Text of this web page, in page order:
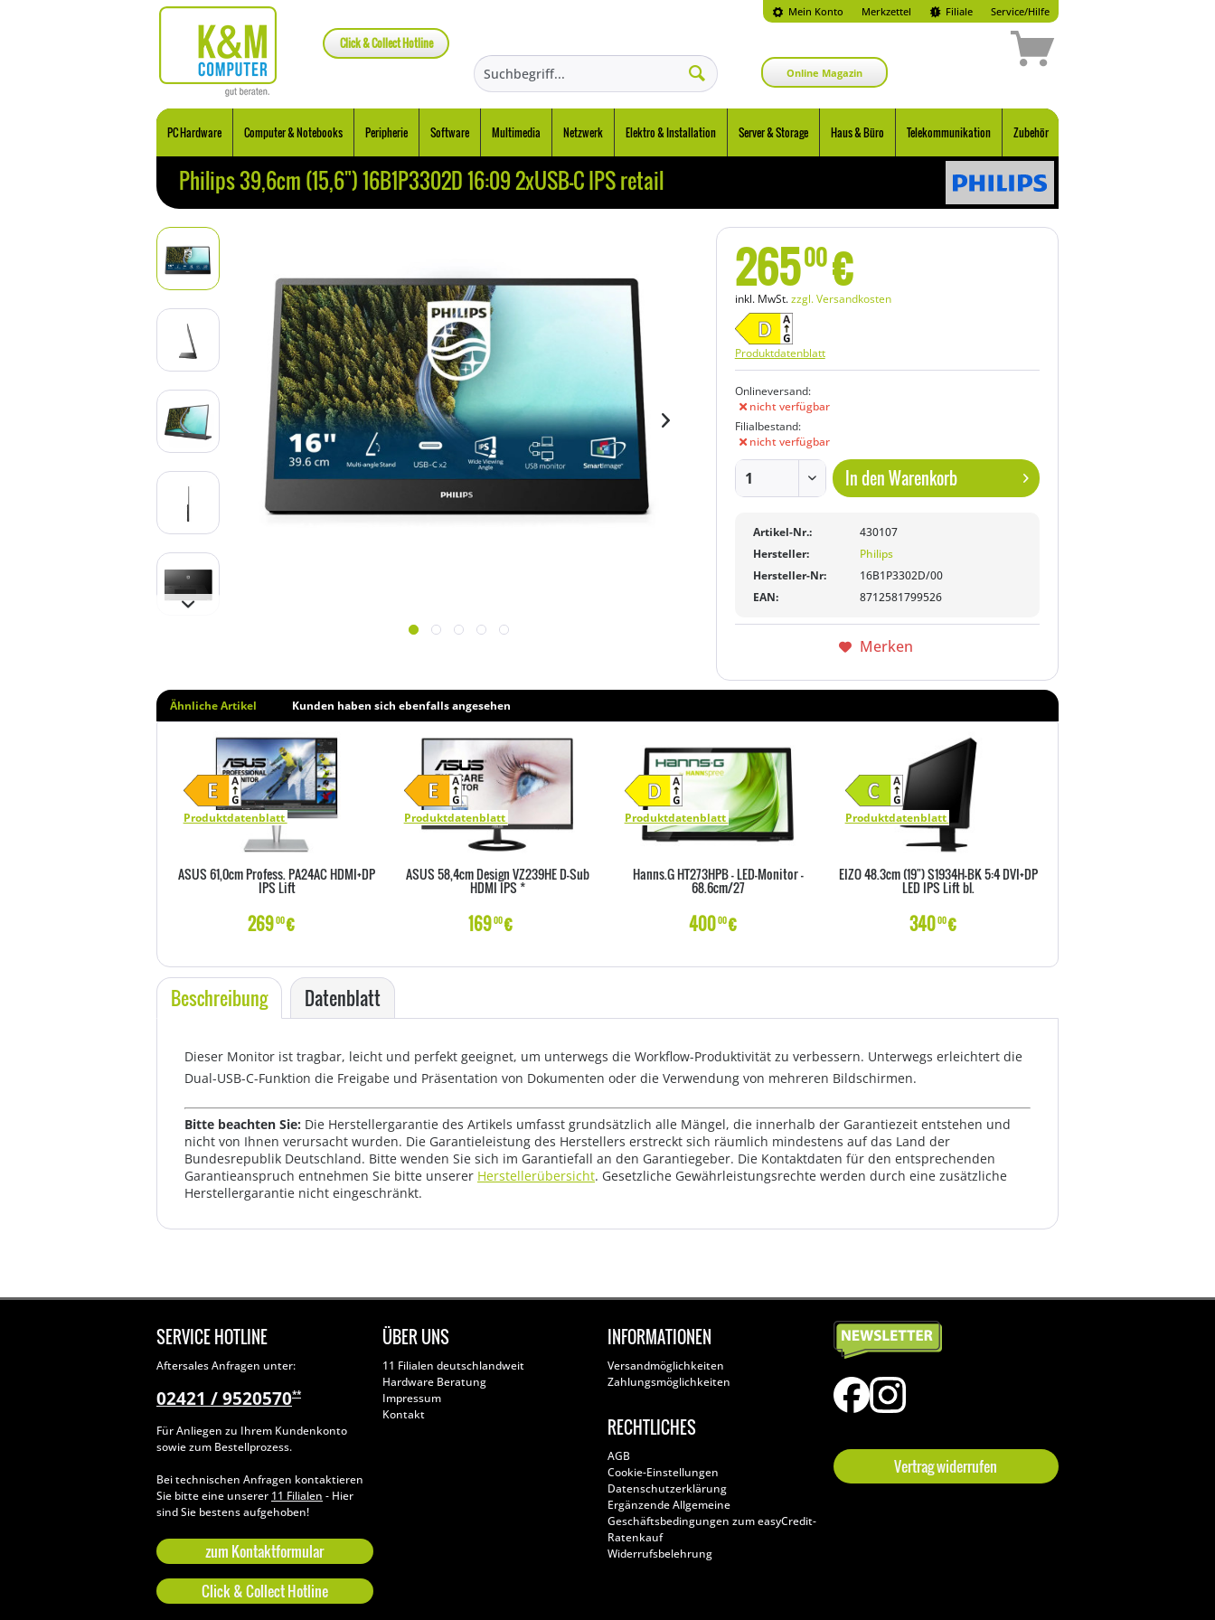
Mein Konto Merkzettel
Click & Collect Hotline
Filiale Service/Hilfe
Online Magazin
PC Hardware Computer & Notebooks Peripherie Software Multimedia Netzwerk Elektro & Installation Server & Storage Haus & Büro Telekommunikation Zubehör
Philips 39,6cm (15,6") 16B1P3302D 16:09 2xUSB-C IPS retail
26500€
inkl. MwSt.zzgl. Versandkosten
Produktdatenblatt
Onlineversand:
nicht verfügbar
Filialbestand:
nicht verfügbar
In denWarenkorb
Artikel-Nr.:
430107
Hersteller:
Philips
Hersteller-Nr:
16B1P3302D/00
EAN:
8712581799526
Merken
Ähnliche Artikel Kunden haben sich ebenfalls angesehen
Produktdatenblatt
ASUS 61,0cm Profess. PA24AC HDMI+DP
IPS Lift
26900€
Produktdatenblatt
ASUS 58,4cm Design VZ239HE D-Sub
HDMI IPS *
16900€
Produktdatenblatt
Hanns.G HT273HPB - LED-Monitor -
68.6cm/27
40000€
Produktdatenblatt
EIZO 48.3cm (19") S1934H-BK 5:4 DVI+DP
LED IPS Lift bl.
34000€
Beschreibung Datenblatt
Dieser Monitor ist tragbar, leicht und perfekt geeignet, um unterwegs die Workflow-Produktivität zu verbessern. Unterwegs erleichtert die
Dual-USB-C-Funktion die Freigabe und Präsentation von Dokumenten oder die Verwendung von mehreren Bildschirmen.
Bitte beachten Sie: Die Herstellergarantie des Artikels umfasst grundsätzlich alle Mängel, die innerhalb der Garantiezeit entstehen und
nicht von Ihnen verursacht wurden. Die Garantieleistung des Herstellers erstreckt sich räumlich mindestens auf das Land der
Bundesrepublik Deutschland. Bitte wenden Sie sich im Garantiefall an den Garantiegeber. Die Kontaktdaten für den entsprechenden
Garantieanspruch entnehmen Sie bitte unserer Herstellerübersicht. Gesetzliche Gewährleistungsrechte werden durch eine zusätzliche
Herstellergarantie nicht eingeschränkt.
SERVICE HOTLINE
Aftersales Anfragen unter:
02421 / 9520570**
Für Anliegen zu Ihrem Kundenkonto
sowie zum Bestellprozess.
Bei technischen Anfragen kontaktieren
Sie bitte eine unserer 11 Filialen - Hier
sind Sie bestens aufgehoben!
zum Kontaktformular
Click & Collect Hotline
ÜBER UNS
11 Filialen deutschlandweit
Hardware Beratung
Impressum
Kontakt
INFORMATIONEN
Versandmöglichkeiten
Zahlungsmöglichkeiten
RECHTLICHES
AGB
Cookie-Einstellungen
Datenschutzerklärung
Ergänzende Allgemeine
Geschäftsbedingungen zum easyCredit-
Ratenkauf
Widerrufsbelehrung
Vertrag widerrufen